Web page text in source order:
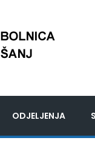
ODJELJENJA